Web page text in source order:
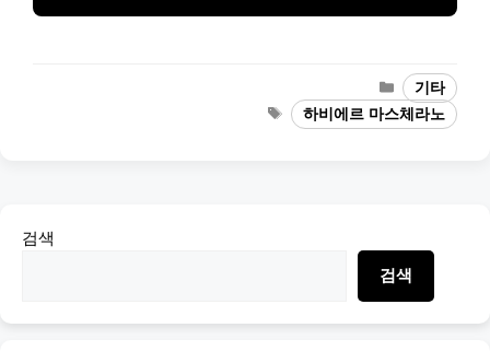
Categories
기타
Tags
하비에르 마스체라노
검색
검색